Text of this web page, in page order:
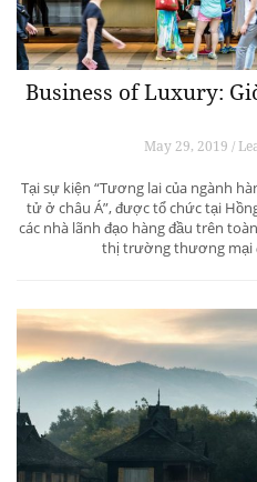
Business of Luxury:
May 29, 2019 /
Tại sự kiện “Tương lai của ngành
tử ở châu Á”, được tổ chức tại
các nhà lãnh đạo hàng đầu trên
thị trường thương mại